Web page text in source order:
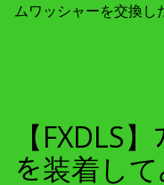
ムワッシャーを交換し
【FXDLS
を装着して